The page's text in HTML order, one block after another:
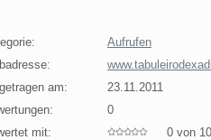
Aufrufen
am:
23.11.2011
0
mit:
0 von